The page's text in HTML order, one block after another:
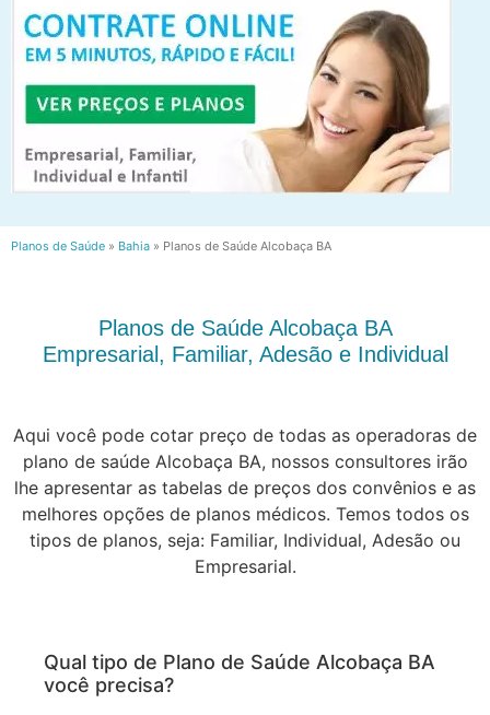
Planos de Saúde » Bahia » Planos de Saúde Alcobaça BA
Planos de Saúde Alcobaça BA
Empresarial, Familiar, Adesão e Individual
Aqui você pode cotar preço de todas as operadoras de
plano de saúde Alcobaça BA, nossos consultores irão
lhe apresentar as tabelas de preços dos convênios e as
melhores opções de planos médicos. Temos todos os
tipos de planos, seja: Familiar, Individual, Adesão ou
Empresarial.
Qual tipo de Plano de Saúde Alcobaça BA
você precisa?